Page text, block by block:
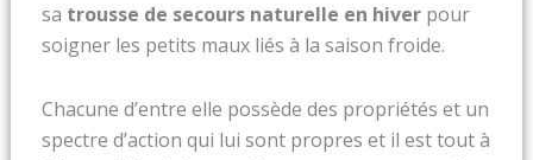
sa trousse de secours naturelle en hiverpour
soigner les petits maux liés à la saison froide.
Chacune d’entre elle possède des propriétés et un
spectre d’action qui lui sont propres et il est tout à